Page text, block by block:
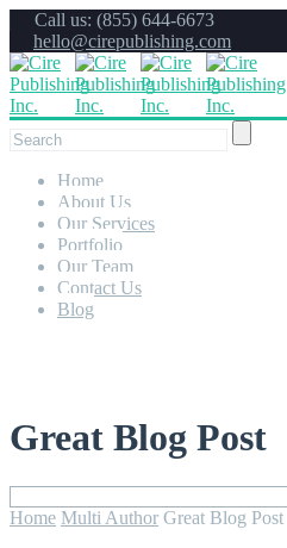
Call us: (855) 644-6673
hello@cirepublishing.com
Home
About Us
Our Services
Portfolio
Our Team
Contact Us
Blog
Great Blog Post
Home Multi Author Great Blog Post